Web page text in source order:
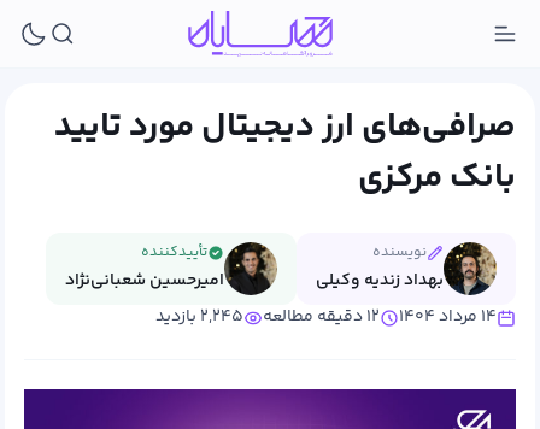
صرافی‌های ارز دیجیتال مورد تایید
بانک مرکزی
نویسنده
بهداد زندیه وکیلی
تأییدکننده
امیرحسین شعبانی‌نژاد
۱۴ مرداد ۱۴۰۴
۱۲ دقیقه مطالعه ۲,۲۴۵ بازدید